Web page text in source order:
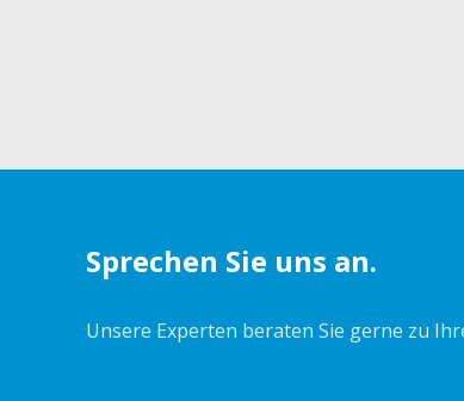
Sprechen Sie uns an.
Unsere Experten beraten Sie gerne zu